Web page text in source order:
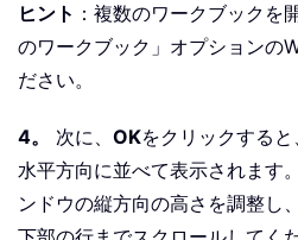
ヒント ：複数のワークブックを
のワークブック」オプションの
ださい。
4。 次に、 OKをクリックする
水平方向に並べて表示されます
ンドウの縦方向の高さを調整し